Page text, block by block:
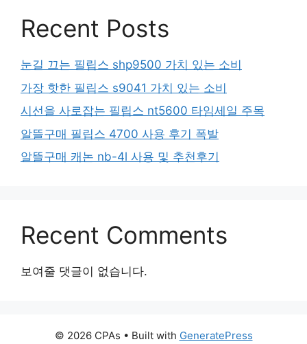
Recent Posts
눈길 끄는 필립스 shp9500 가치 있는 소비
가장 핫한 필립스 s9041 가치 있는 소비
시선을 사로잡는 필립스 nt5600 타임세일 주목
알뜰구매 필립스 4700 사용 후기 폭발
알뜰구매 캐논 nb-4l 사용 및 추천후기
Recent Comments
보여줄 댓글이 없습니다.
© 2026 CPAs • Built with GeneratePress